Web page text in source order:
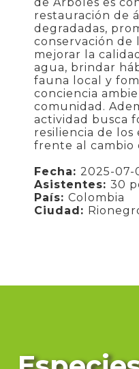
de Árboles es
restauración de
degradadas,
conservación de
mejorar la
agua, brindar
fauna local y
conciencia
comunidad.
actividad busca
resiliencia de los
frente al cambio
Fecha:2025-07-
Asistentes:30
País:Colombia
Ciudad: